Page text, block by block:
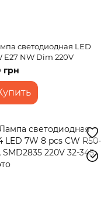
светодиодная LED
E27 NW Dim 220V
грн